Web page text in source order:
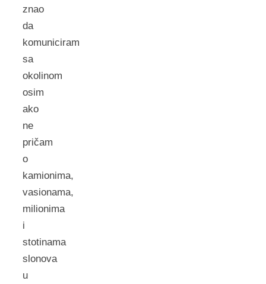
znao
da
komuniciram
sa
okolinom
osim
ako
ne
pričam
o
kamionima,
vasionama,
milionima
i
stotinama
slonova
u